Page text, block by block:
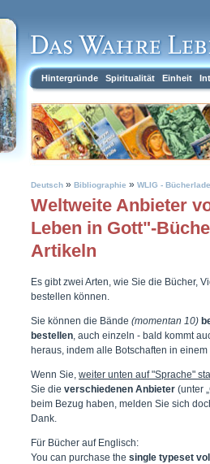
Hintergründe Spiritualität Einheit
Deutsch » Bibliographie » WLIG -
Weltweite Anbieter
Leben in Gott"-
Artikeln
Es gibt zwei Arten, wie Sie die Bücher,
bestellen können.
Sie können die Bände (momentan 10)
bestellen , auch einzeln - bald kommt
heraus, indem alle Botschaften in
Wenn Sie, weiter unten auf "Sprache"
Sie die verschiedenen Anbieter (unter
beim Bezug haben, melden Sie sich
Dank.
Für Bücher auf Englisch:
You can purchase the single typeset